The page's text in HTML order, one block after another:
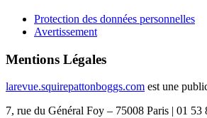
Protection des données personnelles
Avertissement
Mentions Légales
larevue.squirepattonboggs.com est une
7, rue du Général Foy – 75008 Paris | 01 53